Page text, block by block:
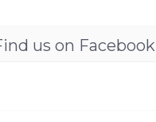
us on Facebook